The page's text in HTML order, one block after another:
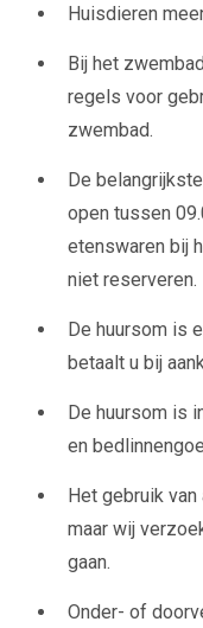
Huisdieren
Bij het
regels voor
zwembad.
De
open tussen
etenswaren bij
niet reserveren.
De huursom is
betaalt u bij
De huursom is
en
Het gebruik
maar wij
gaan.
Onder- of